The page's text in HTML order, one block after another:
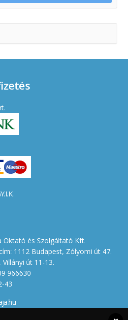
Oktató és Szolgáltató Kft.
1112 Budapest, Zólyomi út 47.
út 11-13.
966630
43